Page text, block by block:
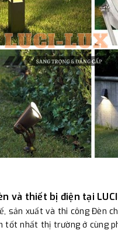
và thiết bị điện tại
sản xuất và thi công Đèn
tốt nhất thị trường ở cùng